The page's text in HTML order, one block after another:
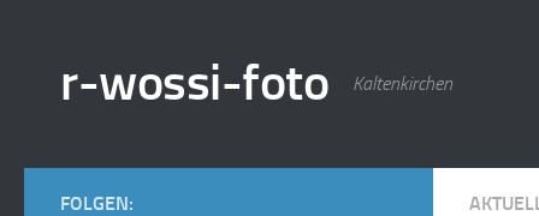
r-wossi-foto Kaltenkirchen
FOLGEN: